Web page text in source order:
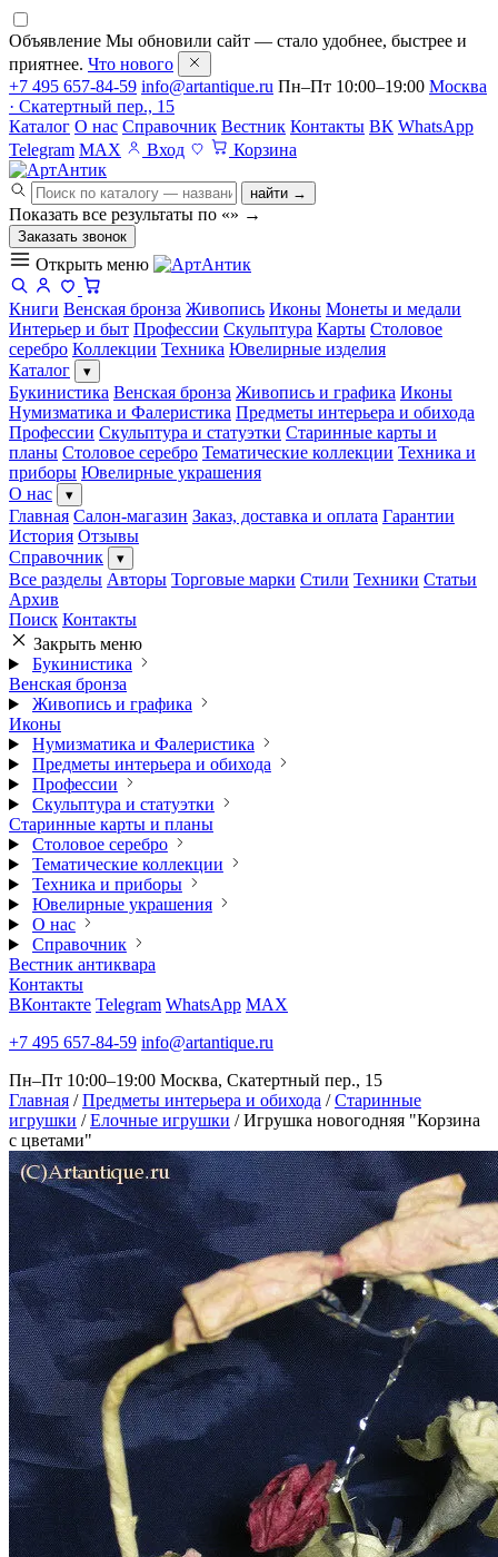
Объявление Мы обновили сайт — стало удобнее, быстрее и
приятнее. Что нового
+7 495 657-84-59 info@artantique.ru Пн–Пт 10:00–19:00 Москва
· Скатертный пер., 15
Каталог О нас Справочник Вестник Контакты ВК WhatsApp
Telegram MAX Вход Корзина
найти →
Показать все результаты по «» →
Заказать звонок
Открыть меню
Книги Венская бронза Живопись Иконы Монеты и медали
Интерьер и быт Профессии Скульптура Карты Столовое
серебро Коллекции Техника Ювелирные изделия
Каталог
▾
Букинистика Венская бронза Живопись и графика Иконы
Нумизматика и Фалеристика Предметы интерьера и обихода
Профессии Скульптура и статуэтки Старинные карты и
планы Столовое серебро Тематические коллекции Техника и
приборы Ювелирные украшения
О нас
▾
Главная Салон-магазин Заказ, доставка и оплата Гарантии
История Отзывы
Справочник
▾
Все разделы Авторы Торговые марки Стили Техники Статьи
Архив
Поиск Контакты
Закрыть меню
Букинистика
Венская бронза
Живопись и графика
Иконы
Нумизматика и Фалеристика
Предметы интерьера и обихода
Профессии
Скульптура и статуэтки
Старинные карты и планы
Столовое серебро
Тематические коллекции
Техника и приборы
Ювелирные украшения
О нас
Справочник
Вестник антиквара
Контакты
ВКонтакте Telegram WhatsApp MAX
+7 495 657-84-59 info@artantique.ru
Пн–Пт 10:00–19:00 Москва, Скатертный пер., 15
Главная / Предметы интерьера и обихода / Старинные
игрушки / Елочные игрушки / Игрушка новогодняя "Корзина
с цветами"